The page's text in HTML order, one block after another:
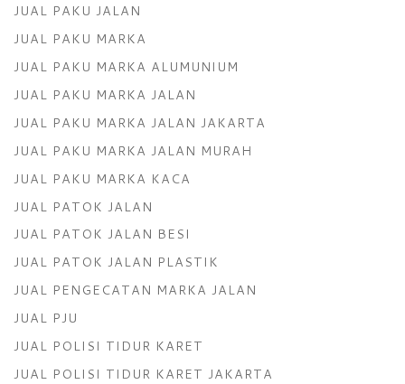
JUAL PAKU JALAN
JUAL PAKU MARKA
JUAL PAKU MARKA ALUMUNIUM
JUAL PAKU MARKA JALAN
JUAL PAKU MARKA JALAN JAKARTA
JUAL PAKU MARKA JALAN MURAH
JUAL PAKU MARKA KACA
JUAL PATOK JALAN
JUAL PATOK JALAN BESI
JUAL PATOK JALAN PLASTIK
JUAL PENGECATAN MARKA JALAN
JUAL PJU
JUAL POLISI TIDUR KARET
JUAL POLISI TIDUR KARET JAKARTA